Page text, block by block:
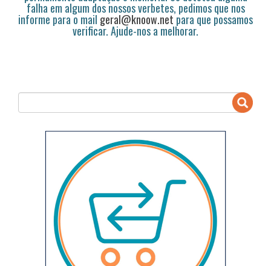
falha em algum dos nossos verbetes, pedimos que nos
informe para o mail geral@knoow.netpara que possamos
verificar. Ajude-nos a melhorar.